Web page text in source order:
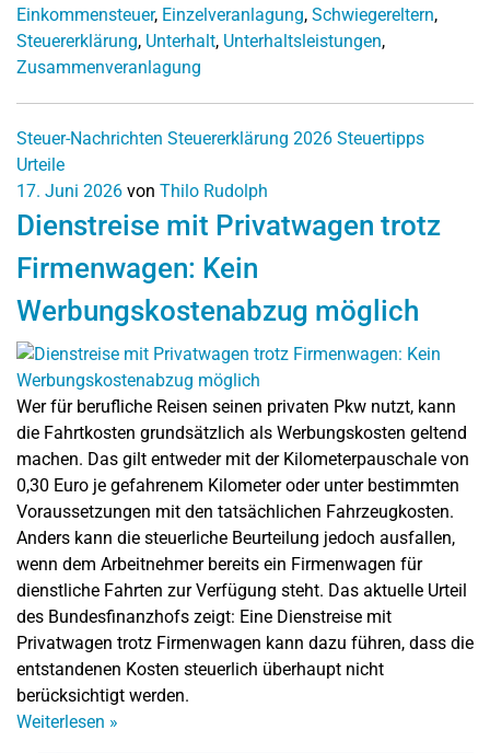
Einkommensteuer, Einzelveranlagung, Schwiegereltern,
Steuererklärung, Unterhalt, Unterhaltsleistungen,
Zusammenveranlagung
Steuer-Nachrichten Steuererklärung 2026 Steuertipps
Urteile
17. Juni 2026 von Thilo Rudolph
Dienstreise mit Privatwagen trotz
Firmenwagen: Kein
Werbungskostenabzug möglich
Wer für berufliche Reisen seinen privaten Pkw nutzt, kann
die Fahrtkosten grundsätzlich als Werbungskosten geltend
machen. Das gilt entweder mit der Kilometerpauschale von
0,30 Euro je gefahrenem Kilometer oder unter bestimmten
Voraussetzungen mit den tatsächlichen Fahrzeugkosten.
Anders kann die steuerliche Beurteilung jedoch ausfallen,
wenn dem Arbeitnehmer bereits ein Firmenwagen für
dienstliche Fahrten zur Verfügung steht. Das aktuelle Urteil
des Bundesfinanzhofs zeigt: Eine Dienstreise mit
Privatwagen trotz Firmenwagen kann dazu führen, dass die
entstandenen Kosten steuerlich überhaupt nicht
berücksichtigt werden.
Weiterlesen »